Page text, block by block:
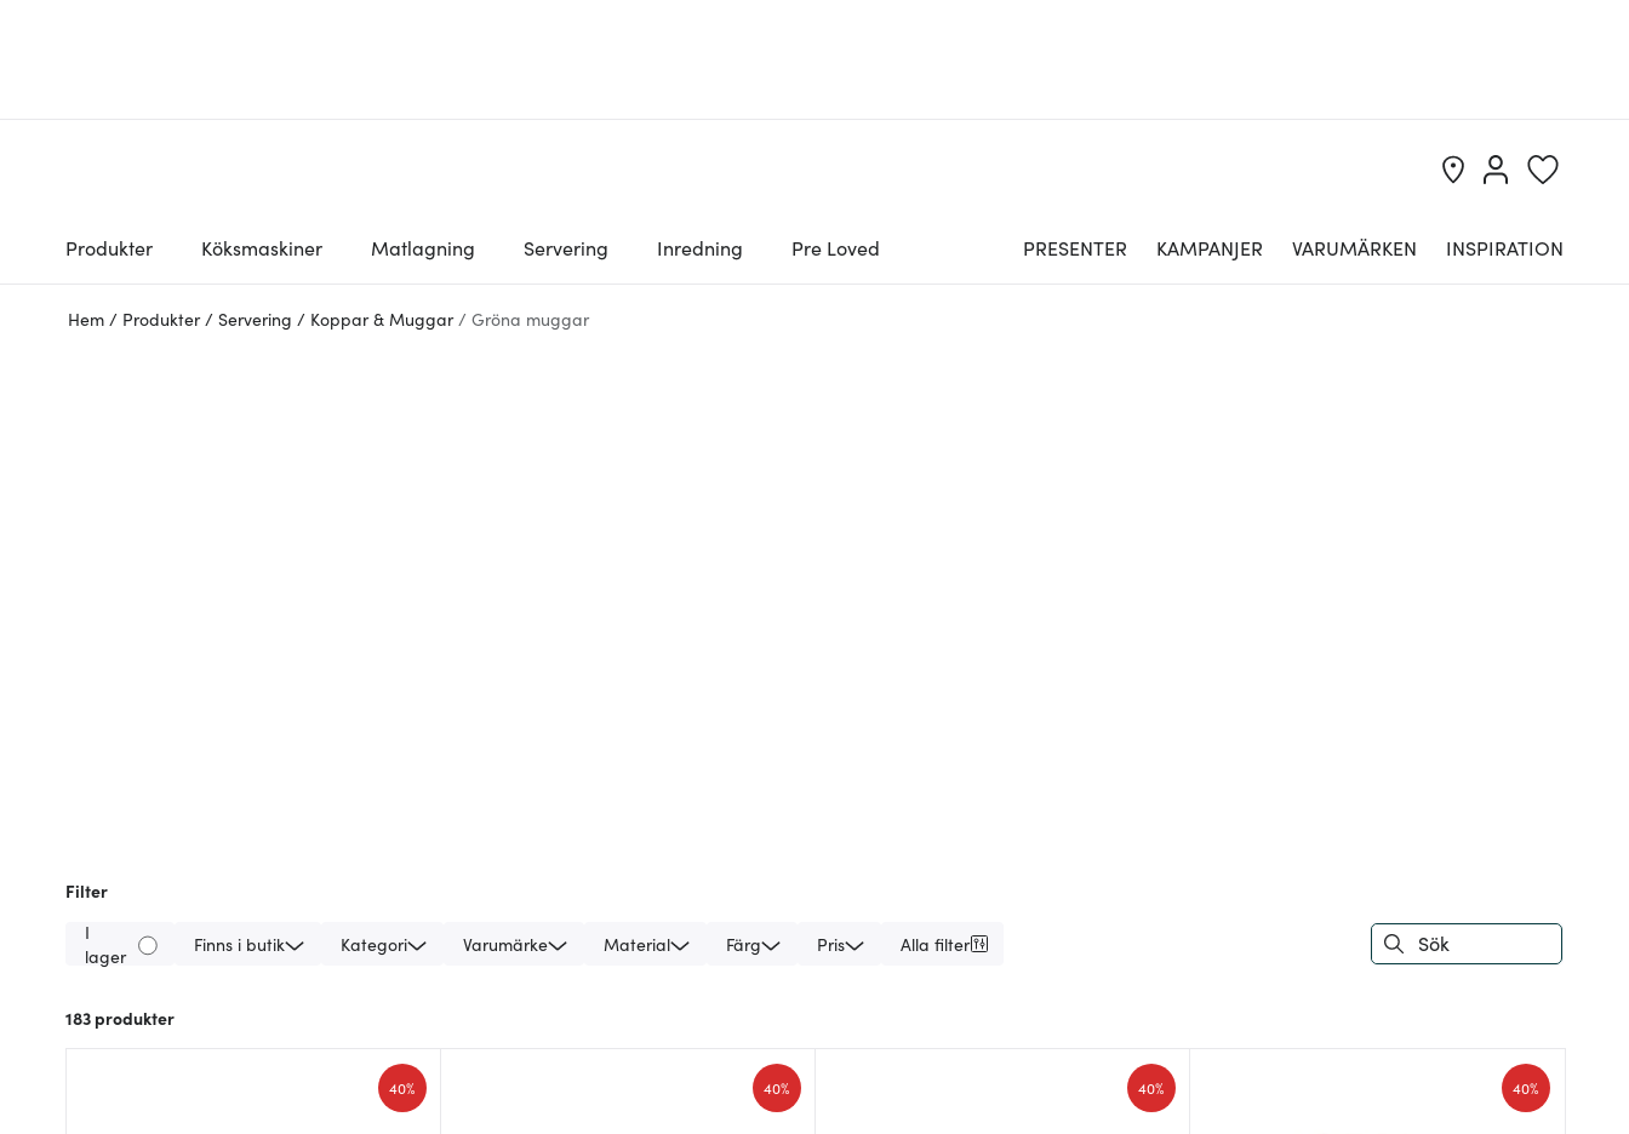
Produkter Köksmaskiner Matlagning Servering Inredning Pre Loved PRESENTER KAMPANJER VARUMÄRKEN INSPIRATION
Hem / Produkter / Servering / Koppar & Muggar / Gröna muggar
Filter
I
lager
Finns i butik Kategori Varumärke Material Färg Pris Alla filter
183 produkter
40% 40% 40% 40%